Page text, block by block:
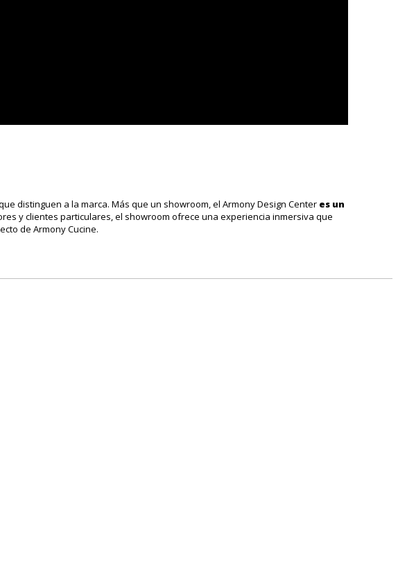
distinguen a la marca. Más que un showroom, el Armony Design Center es un
y clientes particulares, el showroom ofrece una experiencia inmersiva que
de Armony Cucine.